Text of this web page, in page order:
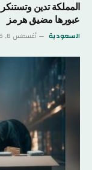
المملكة تدين وتستنكر
عبورها مضيق هرمز
السعودية أغسطس 8, 2026